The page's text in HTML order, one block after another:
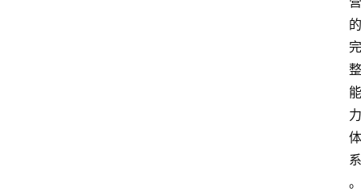
的
完
整
能
力
体
系
。